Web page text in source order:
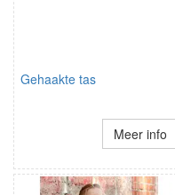
Gehaakte tas
Meer info